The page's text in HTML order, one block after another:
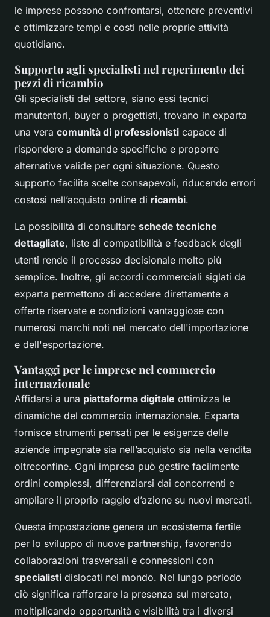
le imprese possono confrontarsi, ottenere preventivi
e ottimizzare tempi e costi nelle proprie attività
quotidiane.
Supporto agli specialisti nel reperimento dei
pezzi di ricambio
Gli specialisti del settore, siano essi tecnici
manutentori, buyer o progettisti, trovano in exparta
una vera comunità di professionisti capace di
rispondere a domande specifiche e proporre
alternative valide per ogni situazione. Questo
supporto facilita scelte consapevoli, riducendo errori
costosi nell’acquisto online di ricambi.
La possibilità di consultare schede tecniche
dettagliate, liste di compatibilità e feedback degli
utenti rende il processo decisionale molto più
semplice. Inoltre, gli accordi commerciali siglati da
exparta permettono di accedere direttamente a
offerte riservate e condizioni vantaggiose con
numerosi marchi noti nel mercato dell'importazione
e dell'esportazione.
Vantaggi per le imprese nel commercio
internazionale
Affidarsi a una piattaforma digitale ottimizza le
dinamiche del commercio internazionale. Exparta
fornisce strumenti pensati per le esigenze delle
aziende impegnate sia nell’acquisto sia nella vendita
oltreconfine. Ogni impresa può gestire facilmente
ordini complessi, differenziarsi dai concorrenti e
ampliare il proprio raggio d’azione su nuovi mercati.
Questa impostazione genera un ecosistema fertile
per lo sviluppo di nuove partnership, favorendo
collaborazioni trasversali e connessioni con
specialisti dislocati nel mondo. Nel lungo periodo
ciò significa rafforzare la presenza sul mercato,
moltiplicando opportunità e visibilità tra i diversi